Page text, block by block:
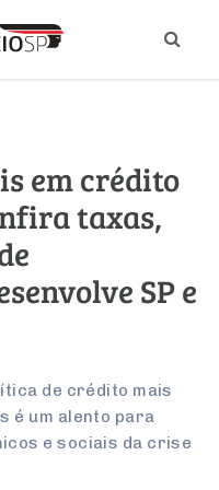
em crédito
taxas,
SP e
de crédito mais
é um alento para
e sociais da crise